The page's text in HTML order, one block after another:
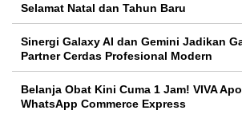
Selamat Natal dan Tahun Baru
Sinergi Galaxy AI dan Gemini Jadikan
Partner Cerdas Profesional Modern
Belanja Obat Kini Cuma 1 Jam! VIVA
WhatsApp Commerce Express